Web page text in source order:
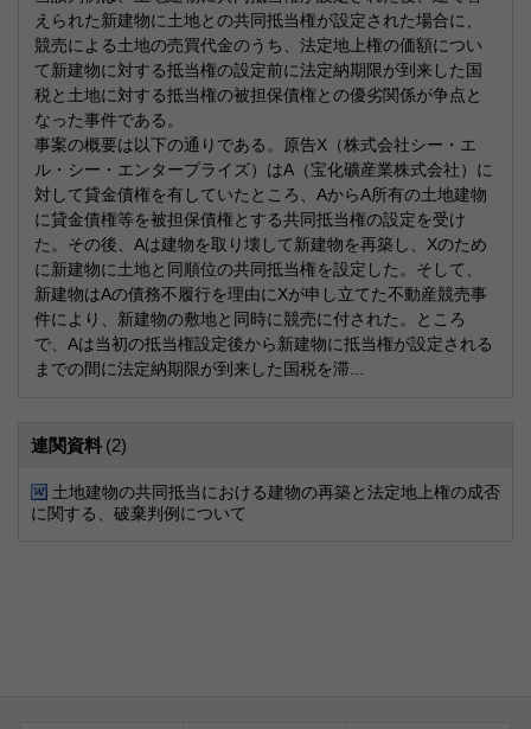
えられた新建物に土地との共同抵当権が設定された場合に、
競売による土地の売買代金のうち、法定地上権の価額につい
て新建物に対する抵当権の設定前に法定納期限が到来した国
税と土地に対する抵当権の被担保債権との優劣関係が争点と
なった事件である。
事案の概要は以下の通りである。原告X（株式会社シー・エ
ル・シー・エンタープライズ）はA（宝化礦産業株式会社）に
対して貸金債権を有していたところ、AからA所有の土地建物
に貸金債権等を被担保債権とする共同抵当権の設定を受け
た。その後、Aは建物を取り壊して新建物を再築し、Xのため
に新建物に土地と同順位の共同抵当権を設定した。そして、
新建物はAの債務不履行を理由にXが申し立てた不動産競売事
件により、新建物の敷地と同時に競売に付された。ところ
で、Aは当初の抵当権設定後から新建物に抵当権が設定される
までの間に法定納期限が到来した国税を滞...
連関資料 (2)
土地建物の共同抵当における建物の再築と法定地上権の成否
に関する、破棄判例について